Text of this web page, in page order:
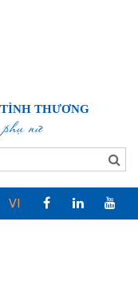
THƯƠNG
nữ
VI